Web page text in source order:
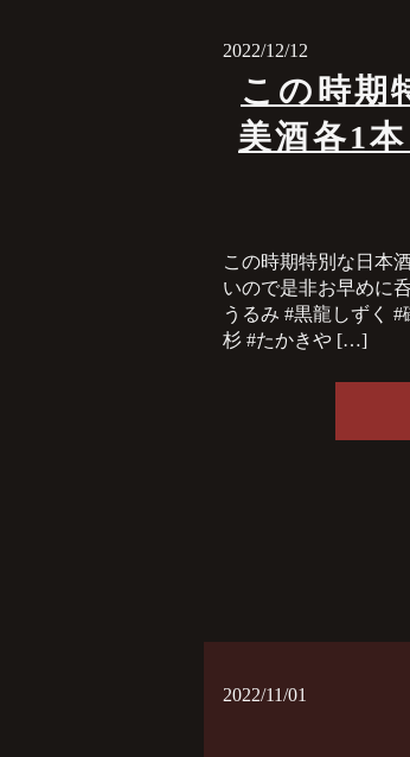
2022/12/12
この時期
美酒️各1
この時期特別な日本
いので是非お早めに
うるみ #黒龍しずく
杉 #たかきや […]
2022/11/01